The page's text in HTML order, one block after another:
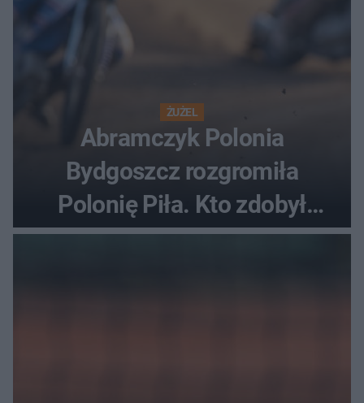
ŻUŻEL
Abramczyk Polonia
Bydgoszcz rozgromiła
Polonię Piła. Kto zdobył
najwięcej punktów?